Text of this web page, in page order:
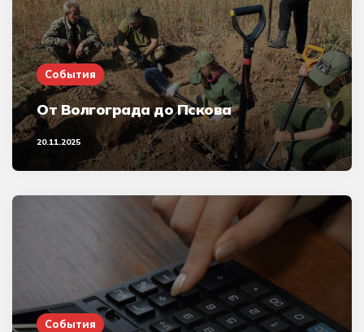
События
От Волгограда до Пскова
20.11.2025
События